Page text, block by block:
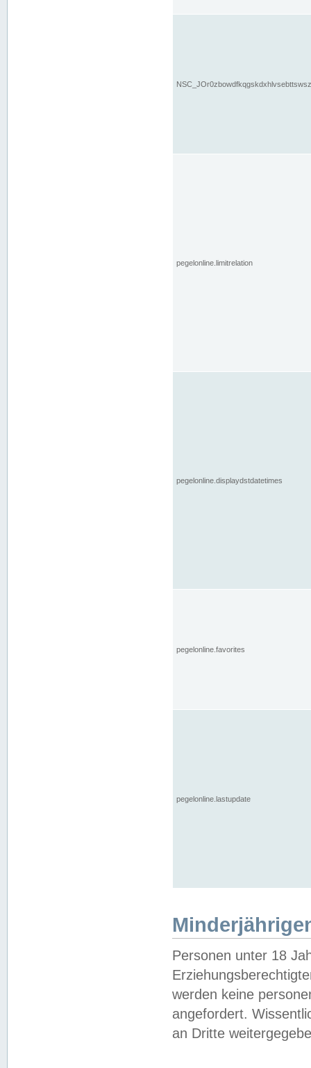
pegelonline.limitrelation
pegelonline.displaydstdatetimes
pegelonline.favorites
pegelonline.lastupdate
Personen unter 18
werden keine
angefordert.
an Dritte